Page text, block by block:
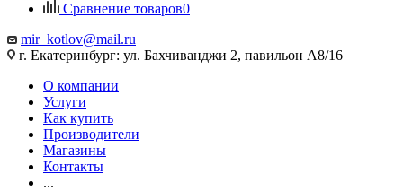
Сравнение товаров0
mir_kotlov@mail.ru
г. Екатеринбург: ул. Бахчиванджи 2, павильон А8/16
О компании
Услуги
Как купить
Производители
Магазины
Контакты
...